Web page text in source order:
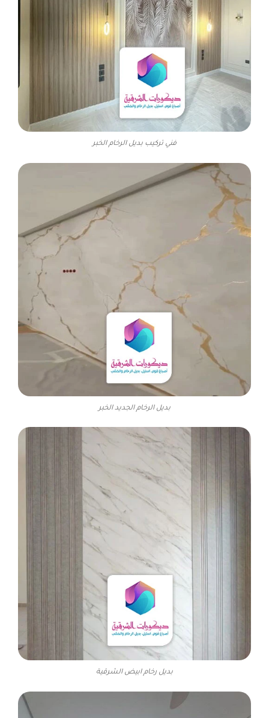
فني تركيب بديل الرخام الخبر
بديل الرخام الجديد الخبر
بديل رخام ابيض الشرقية